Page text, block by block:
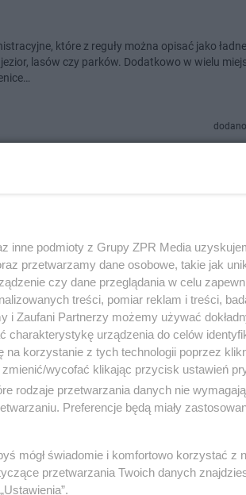
które z reguły można opisać jako ładne.
lasów czy parków. Dodatkowo w wielu
można się cieszyć tylko na wsiach. Sporo
uciekło od miejskiego zgiełku do
mieszka najwięcej ludzi.
wybierane właśnie przez tych mieszkańców
inne podmioty z Grupy ZPR Media
przetwarzamy dane osobowe, takie jak
czy dane przeglądania w celu
treści, pomiar reklam i treści,
i Zaufani Partnerzy możemy używać
charakterystykę urządzenia do celów
korzystanie z tych technologii poprzez
wycofać klikając przycisk ustawień
rodzaje przetwarzania danych nie
Preferencje będą miały
mógł świadomie i komfortowo korzystać z
przetwarzania Twoich danych